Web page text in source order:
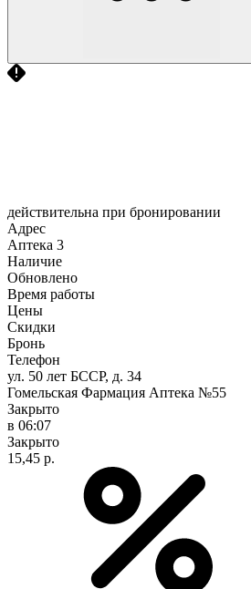
действительна при бронировании
Адрес
Аптека 3
Наличие
Обновлено
Время работы
Цены
Скидки
Бронь
Телефон
ул. 50 лет БССР, д. 34
Гомельская Фармация Аптека №55
Закрыто
в 06:07
Закрыто
15,45 р.